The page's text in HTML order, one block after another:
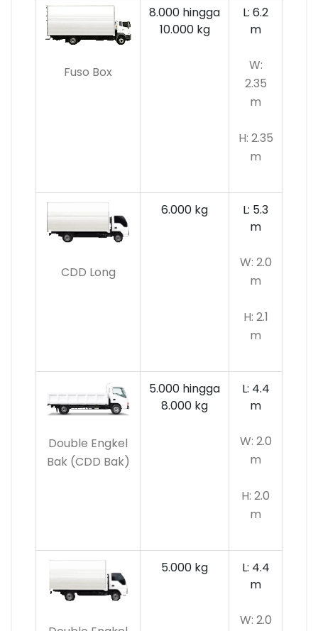
Fuso Box
8.000 hingga
10.000 kg
L: 6.2
m
W:
2.35
m
H: 2.35
m
CDD Long
6.000 kg
L: 5.3
m
W: 2.0
m
H: 2.1
m
Double Engkel
Bak (CDD Bak)
5.000 hingga
8.000 kg
L: 4.4
m
W: 2.0
m
H: 2.0
m
5.000 kg
L: 4.4
m
W: 2.0